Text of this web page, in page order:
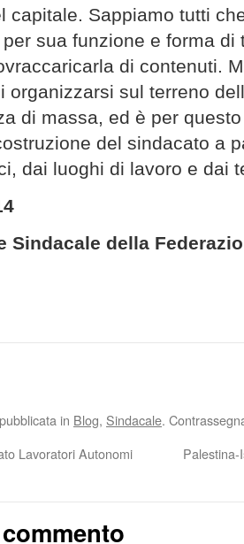
capitale. Sappiamo tutti
sua funzione e forma di
di contenuti.
organizzarsi sul terreno
di massa, ed è per
del sindacato a
dai luoghi di lavoro e dai
Sindacale della
in Blog, Sindacale.
Lavoratori Autonomi